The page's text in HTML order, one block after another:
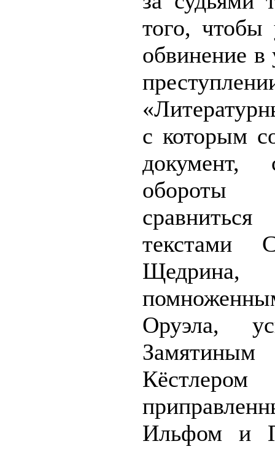
того, чтобы
обвинение в
с которым
документ,
обороты
текстами
Щедрина,
Оруэла,
Ильфом и